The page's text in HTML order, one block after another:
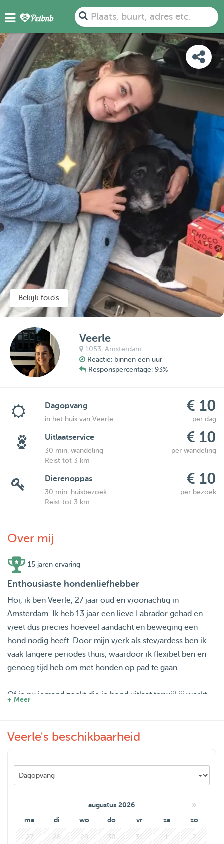
Plaats, buurt, adres etc.
FOTO'S DETAILS BESCHIKBAARHEID
KAART
Bekijk foto's
Veerle
1053,Amsterdam
Reactie: binnen een uur
Responspercentage: 93%
Dagopvang € 10
in het huis van Veerle per dag
Uitlaatservice € 10
30 min. wandeling
per wandeling
Reist tot 3 km
Dierenoppas € 10
30 min. huisbezoek
per bezoek
Reist tot 3 km
Over mij
15 jaren ervaring
Enthousiaste hondenliefhebber
Hoi, ik ben Veerle, 27 jaar oud en woonachtig in
Amsterdam. Ik heb 13 jaar een lieve Labrador gehad en
weet dus precies hoeveel aandacht en beweging een
hond nodig heeft. Door mijn werk als stewardess ben ik
vaak langere periodes thuis, waardoor ik flexibel ben en
genoeg tijd heb om met honden op pad te gaan.
Of je nu iemand zoekt die je hond uitlaat terwijl jij werkt,
• Flexibiliteit in tijden en dagen
zijn natuurlijk ook welkom!)
+ Meer
Veerle's beschikbaarheid
augustus 2026 »
ma di wo do vr za zo
27 28 29 30 31 1 2